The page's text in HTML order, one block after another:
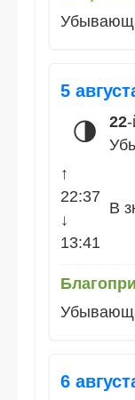
5
🌗 22
↑
22:37
↓
13:41
В
6